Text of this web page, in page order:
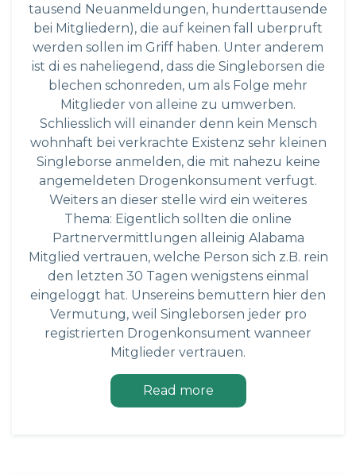
tausend Neuanmeldungen, hunderttausende
bei Mitgliedern), die auf keinen fall uberpruft
werden sollen im Griff haben. Unter anderem
ist di es naheliegend, dass die Singleborsen die
blechen schonreden, um als Folge mehr
Mitglieder von alleine zu umwerben.
Schliesslich will einander denn kein Mensch
wohnhaft bei verkrachte Existenz sehr kleinen
Singleborse anmelden, die mit nahezu keine
angemeldeten Drogenkonsument verfugt.
Weiters an dieser stelle wird ein weiteres
Thema: Eigentlich sollten die online
Partnervermittlungen alleinig Alabama
Mitglied vertrauen, welche Person sich z.B. rein
den letzten 30 Tagen wenigstens einmal
eingeloggt hat. Unsereins bemuttern hier den
Vermutung, weil Singleborsen jeder pro
registrierten Drogenkonsument wanneer
Mitglieder vertrauen.
Read more